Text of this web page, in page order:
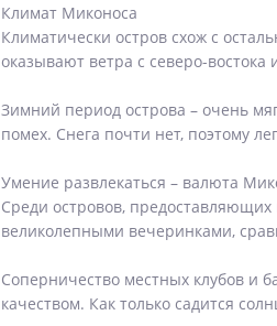
Климат Миконоса
Климатически остров схож с
оказывают ветра с северо-
Зимний период острова – очень
помех. Снега почти нет, поэтому
Умение развлекаться – валюта
Среди островов,
великолепными вечеринками,
Соперничество местных клубов и
качеством. Как только садится